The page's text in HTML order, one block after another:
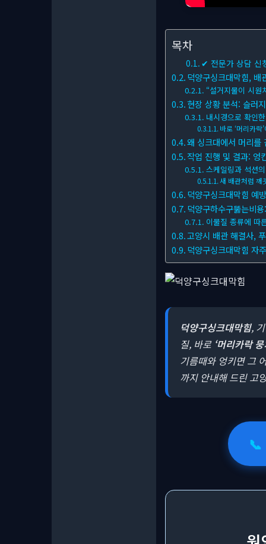
목차
✔ 전문가 상담 신
덕양구싱크대막힘, 배
“설거지물이 시원
현장 상황 분석: 슬러
내시경으로 확인
바로 ‘머리카락
왜 싱크대에서 머리를
작업 진행 및 결과: 엉
스케일링과 석션
새 배관처럼 깨
덕양구싱크대막힘 예
덕양구하수구뚫는비
이물질 종류에 따
고양시 배관 해결사,
덕양구싱크대막힘 자
덕양구싱크대막힘,
질, 바로 ‘머리카락 뭉
기름때와 엉키면 그
까지 안내해 드린 고